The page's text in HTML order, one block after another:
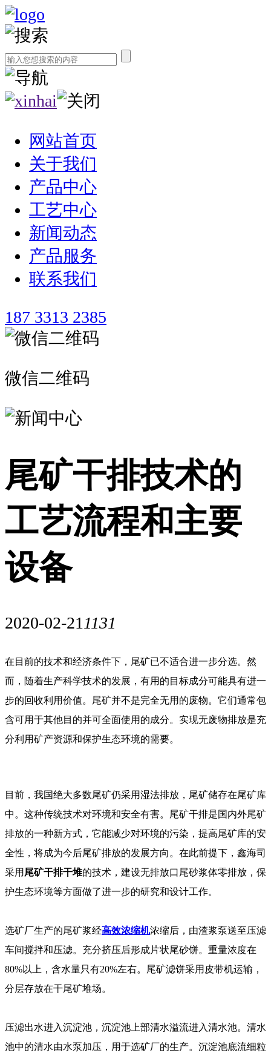
网站首页
关于我们
产品中心
工艺中心
新闻动态
产品服务
联系我们
187 3313 2385
微信二维码
尾矿干排技术的
工艺流程和主要
设备
2020-02-21 1131
在目前的技术和经济条件下，尾矿已不适合进一步分选。然
而，随着生产科学技术的发展，有用的目标成分可能具有进一
步的回收利用价值。尾矿并不是完全无用的废物。它们通常包
含可用于其他目的并可全面使用的成分。实现无废物排放是充
分利用矿产资源和保护生态环境的需要。
目前，我国绝大多数尾矿仍采用湿法排放，尾矿储存在尾矿库
中。这种传统技术对环境和安全有害。尾矿干排是国内外尾矿
排放的一种新方式，它能减少对环境的污染，提高尾矿库的安
全性，将成为今后尾矿排放的发展方向。在此前提下，鑫海司
采用 尾矿干排干堆的技术，建设无排放口尾砂浆体零排放，保
护生态环境等方面做了进一步的研究和设计工作。
选矿厂生产的尾矿浆经高效浓缩机浓缩后，由渣浆泵送至压滤
车间搅拌和压滤。充分挤压后形成片状尾砂饼。重量浓度在
80%以上，含水量只有20%左右。尾矿滤饼采用皮带机运输，
分层存放在干尾矿堆场。
压滤出水进入沉淀池，沉淀池上部清水溢流进入清水池。清水
池中的清水由水泵加压，用于选矿厂的生产。沉淀池底流细粒